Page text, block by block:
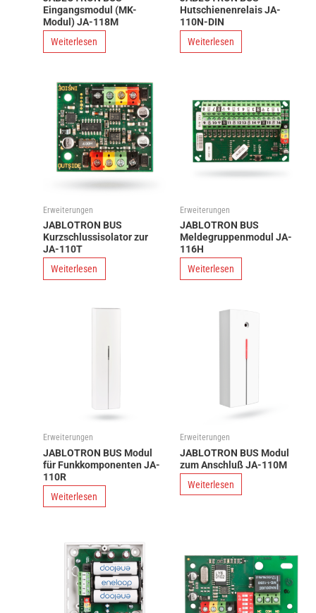
Eingangsmodul (MK-
Modul) JA-118M
Weiterlesen
Hutschienenrelais JA-
110N-DIN
Weiterlesen
Erweiterungen
JABLOTRON BUS
Kurzschlussisolator zur
JA-110T
Weiterlesen
Erweiterungen
JABLOTRON BUS
Meldegruppenmodul JA-
116H
Weiterlesen
Erweiterungen
JABLOTRON BUS Modul
für Funkkomponenten JA-
110R
Weiterlesen
Erweiterungen
JABLOTRON BUS Modul
zum Anschluß JA-110M
Weiterlesen